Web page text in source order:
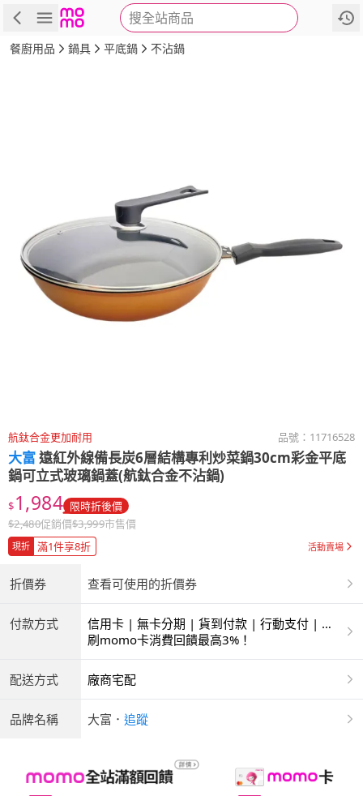
搜全站商品
商品 評價 詳情
餐廚用品 鍋具 平底鍋 不沾鍋
航鈦合金更加耐用 品號： 11716528
大富遠紅外線備長炭6層結構專利炒菜鍋30cm彩金平底
鍋可立式玻璃鍋蓋(航鈦合金不沾鍋)
$1,984 限時折後價
$2,480促銷價$3,999市售價
現折 滿1件享8折 活動賣場
折價券 查看可使用的折價券
付款方式
信用卡 | 無卡分期 | 貨到付款 | 行動支付 | 超
商付款 | ATM | 銀聯卡
刷momo卡消費回饋最高3%！
配送方式 廠商宅配
品牌名稱 大富 ． 追蹤